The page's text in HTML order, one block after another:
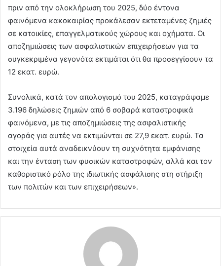
πριν από την ολοκλήρωση του 2025, δύο έντονα
φαινόμενα κακοκαιρίας προκάλεσαν εκτεταμένες ζημιές
σε κατοικίες, επαγγελματικούς χώρους και οχήματα. Οι
αποζημιώσεις των ασφαλιστικών επιχειρήσεων για τα
συγκεκριμένα γεγονότα εκτιμάται ότι θα προσεγγίσουν τα
12 εκατ. ευρώ.
Συνολικά, κατά τον απολογισμό του 2025, καταγράψαμε
3.196 δηλώσεις ζημιών από 6 σοβαρά καταστροφικά
φαινόμενα, με τις αποζημιώσεις της ασφαλιστικής
αγοράς για αυτές να εκτιμώνται σε 27,9 εκατ. ευρώ. Τα
στοιχεία αυτά αναδεικνύουν τη συχνότητα εμφάνισης
και την ένταση των φυσικών καταστροφών, αλλά και τον
καθοριστικό ρόλο της ιδιωτικής ασφάλισης στη στήριξη
των πολιτών και των επιχειρήσεων».